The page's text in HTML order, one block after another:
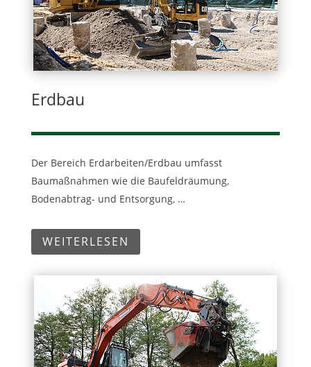
Erdbau
Der Bereich Erdarbeiten/Erdbau umfasst
Baumaßnahmen wie die Baufeldräumung,
Bodenabtrag- und Entsorgung, …
WEITERLESEN